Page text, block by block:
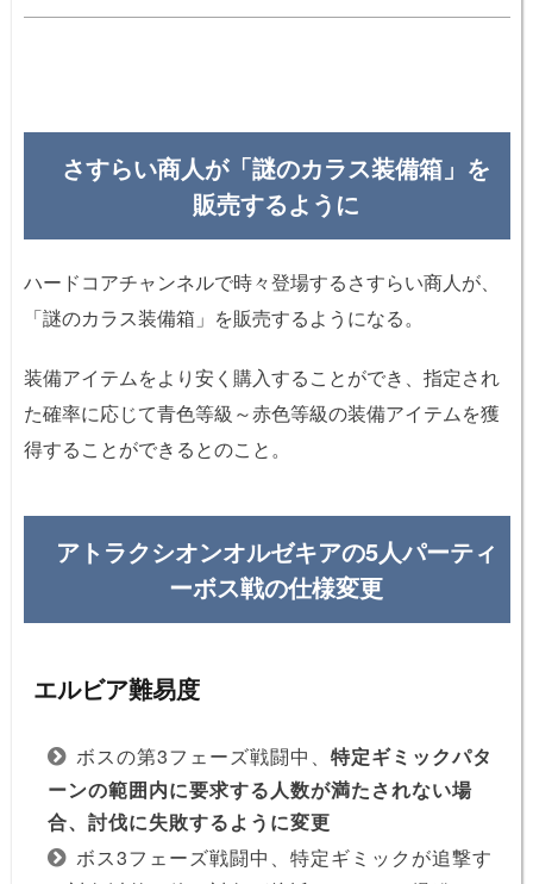
さすらい商人が「謎のカラス装備箱」を
販売するように
ハードコアチャンネルで時々登場するさすらい商人が、
「謎のカラス装備箱」を販売するようになる。
装備アイテムをより安く購入することができ、指定され
た確率に応じて青色等級～赤色等級の装備アイテムを獲
得することができるとのこと。
アトラクシオンオルゼキアの5人パーティ
ーボス戦の仕様変更
エルビア難易度
ボスの第3フェーズ戦闘中、 特定ギミックパタ
ーンの範囲内に要求する人数が満たされない場
合、討伐に失敗するように変更
ボス3フェーズ戦闘中、特定ギミックが追撃す